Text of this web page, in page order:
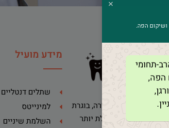
רופאת שיניים בכירה, בוגרת
תל אביב, ובעלת יותר
מידע מועיל
שתלים דנטליים
למינייטס
השלמת שיניים
ושיקום הפה.
תחומי
הפה,